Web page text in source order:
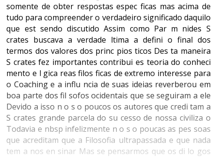
somente de obter respostas espec ficas mas acima de
tudo para compreender o verdadeiro significado daquilo
que est sendo discutido Assim como Par m nides S
crates buscava a verdade ltima a defini o final dos
termos dos valores dos princ pios ticos Des ta maneira
S crates fez importantes contribui es teoria do conheci
mento e l gica reas filos ficas de extremo interesse para
o Coaching e a influ ncia de suas ideias reverberou em
boa parte dos fil sofos ocidentais que se seguiram a ele
Devido a isso n o s o poucos os autores que credi tam a
S crates grande parcela do su cesso de nossa civiliza o
Todavia e nbsp infelizmente n o s o poucas as pes soas
que acreditam que a Filosofia ultrapassada e que nada
tem a nos en sinar Mas se pensarmos que os di lo gos